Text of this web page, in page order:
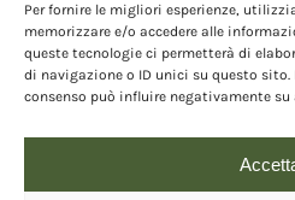
Per fornire le migliori esperienze,
memorizzare e/o accedere alle
queste tecnologie ci permetterà di
di navigazione o ID unici su questo
consenso può influire negativamente
Marchi DOP IGP
Normativa prodotti DOP IGP
Consorzi di Tutela
Farm To Fork e prodotti DOP IGP